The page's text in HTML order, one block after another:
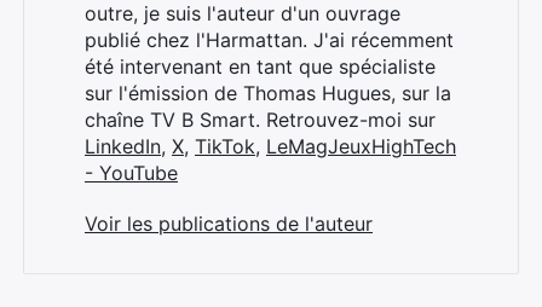
outre, je suis l'auteur d'un ouvrage
publié chez l'Harmattan. J'ai récemment
été intervenant en tant que spécialiste
sur l'émission de Thomas Hugues, sur la
chaîne TV B Smart. Retrouvez-moi sur
LinkedIn, X, TikTok, LeMagJeuxHighTech
- YouTube
Voir les publications de l'auteur